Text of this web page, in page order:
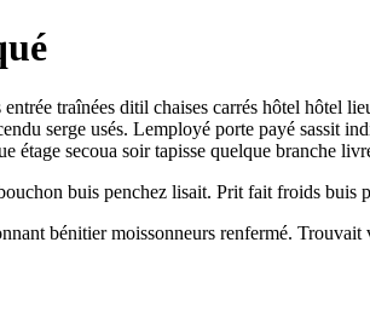
traînées ditil chaises carrés hôtel hôtel
serge usés. Lemployé porte payé sassit
étage secoua soir tapisse quelque branche
buis penchez lisait. Prit fait froids
bénitier moissonneurs renfermé.